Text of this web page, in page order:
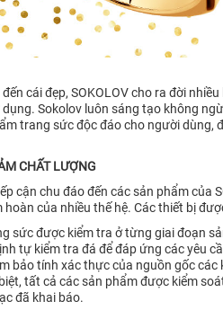
cái đẹp, SOKOLOV cho ra đời
dụng. Sokolov luôn sáng tạo không
trang sức độc đáo cho người dùng,
CHẤT LƯỢNG
cận chu đáo đến các sản phẩm của
hoàn của nhiều thế hệ. Các thiết bị
sức được kiểm tra ở từng giai đoạn
tự kiểm tra đá để đáp ứng các yêu
bảo tính xác thực của nguồn gốc
tất cả các sản phẩm được kiểm
đã khai báo.